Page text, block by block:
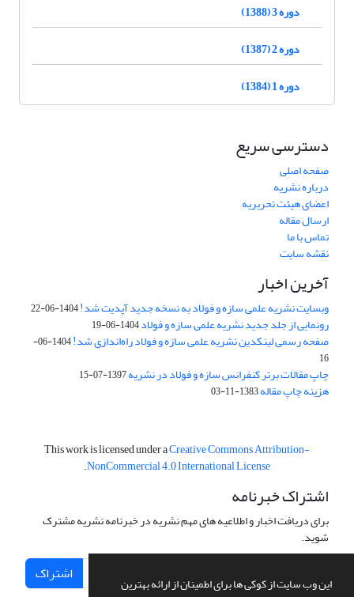
این وب سایت از کوکی ها برای اطمینان از ارائه بهترین
دوره 3 (1388)
دوره 2 (1387)
دوره 1 (1384)
دسترسی سریع
صفحه اصلی
درباره نشریه
اعضای هیئت تحریریه
ارسال مقاله
تماس با ما
نقشه سایت
آخرین اخبار
وبسایت نشریه علمی سازه و فولاد به نسخه جدید آپدیت شد!1404-06-22
رونمایی از جلد جدید نشریه علمی سازه و فولاد1404-06-19
صفحه رسمی لینکدین نشریه علمی سازه و فولاد راه‌اندازی شد!
1404-06-
16
چاپ مقالات برتر کنفرانس سازه و فولاد در نشریه1397-07-15
هزینه چاپ مقاله1383-11-03
This work is licensed under aCreative Commons Attribution-
NonCommercial 4.0 International License
.
اشتراک خبرنامه
برای دریافت اخبار و اطلاعیه های مهم نشریه در خبرنامه نشریه مشترک
شوید.
اشتراک